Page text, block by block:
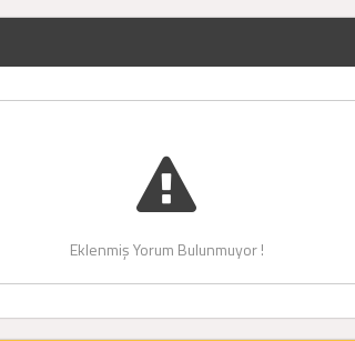
Eklenmiş Yorum Bulunmuyor !